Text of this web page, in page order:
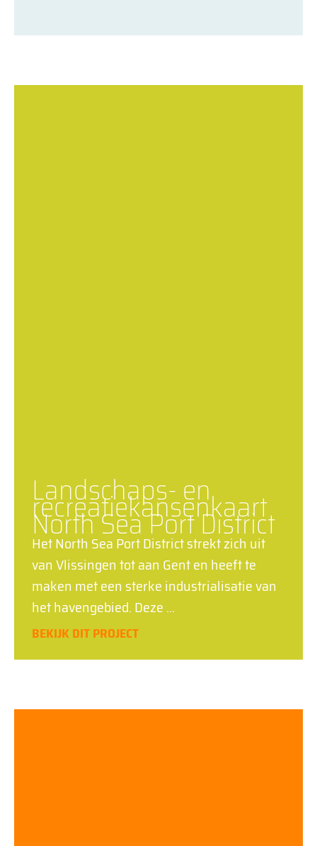
Landschaps- en
recreatiekansenkaart
North Sea Port District
Het North Sea Port District strekt zich uit
van Vlissingen tot aan Gent en heeft te
maken met een sterke industrialisatie van
het havengebied. Deze
BEKIJK DIT PROJECT